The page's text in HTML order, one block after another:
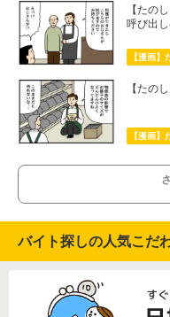
【たの
呼び出し
【漫画
【たの
【漫画
バイト探しの人気こだ